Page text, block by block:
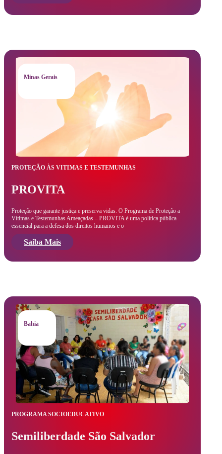
Minas Gerais
PROTEÇÃO ÀS VITIMAS E TESTEMUNHAS
PROVITA
Proteção que garante justiça e preserva vidas. O Programa de Proteção a
Vítimas e Testemunhas Ameaçadas – PROVITA é uma política pública
essencial para a defesa dos direitos humanos e o
Saiba Mais
Bahia
PROGRAMA SOCIOEDUCATIVO
Semiliberdade São Salvador